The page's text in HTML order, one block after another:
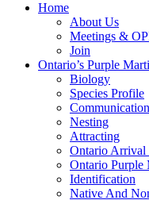
Home
About Us
Meetings &
Join
Ontario’s Purple
Biology
Species Profile
Communication
Nesting
Attracting
Ontario Arrival
Ontario Purple
Identification
Native And